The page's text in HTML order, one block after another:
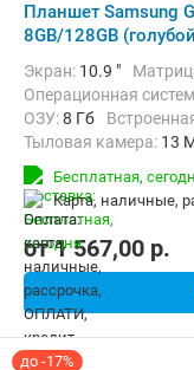
Планшет Samsung
8GB/128GB
Экран: 10.9 "
Операционная
ОЗУ:8 Гб
Тыловая камера: 13
Беспроводная связь:
Комплектация:
Перо
Бесплатная,
карта, наличные,
от1 567,00 p.
до -17%